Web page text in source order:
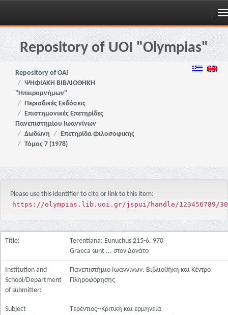
Skip
navigationRepository of UOI "Olympias"
Repository of OAI
ΨΗΦΙΑΚΗ ΒΙΒΛΙΟΘΗΚΗ
"Ηπειρομνήμων"
Περιοδικές Εκδόσεις
Επιστημονικές Επετηρίδες
Πανεπιστημίου Ιωαννίνων
Δωδώνη
Επετηρίδα Φιλοσοφικής
Τόμος 7 (1978)
Please use this identifier to cite or link to this item:
https://olympias.lib.uoi.gr/jspui/handle/123456789/
Title:
Terentiana: Eunuchus 215-6, 970
Graeca sunt ... στον Δονάτο
Institution and
School/Department
of submitter:
Πανεπιστήμιο Ιωαννίνων. Βιβλιοθήκη και Κέντρο
Πληροφόρησης
Subject
Τερέντιος--Κριτική και ερμηνεία